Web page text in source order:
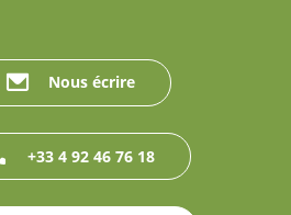
Nous écrire
+33 4 92 46 76 18